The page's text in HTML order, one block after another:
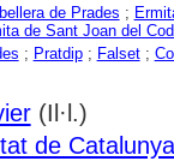
de Prades ;
de Sant Joan del
; Pratdip; Falset;
(Il·l.)
de Catalunya